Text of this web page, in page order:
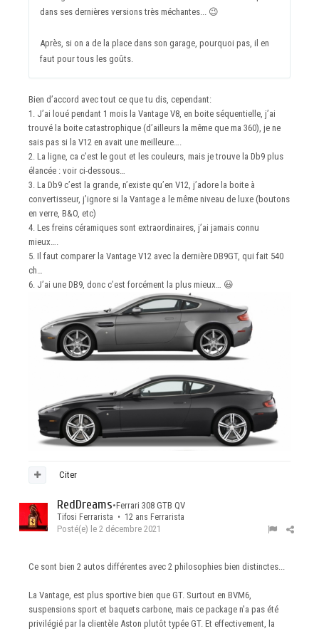
dans ses dernières versions très méchantes... 😉
Après, si on a de la place dans son garage, pourquoi pas, il en
faut pour tous les goûts.
Bien d’accord avec tout ce que tu dis, cependant:
1. J’ai loué pendant 1 mois la Vantage V8, en boite séquentielle, j’ai
trouvé la boite catastrophique (d’ailleurs la même que ma 360), je ne
sais pas si la V12 en avait une meilleure….
2. La ligne, ca c’est le gout et les couleurs, mais je trouve la Db9 plus
élancée : voir ci-dessous…
3. La Db9 c’est la grande, n’existe qu’en V12, j’adore la boite à
convertisseur, j’ignore si la Vantage a le même niveau de luxe (boutons
en verre, B&O, etc)
4. Les freins céramiques sont extraordinaires, j’ai jamais connu
mieux….
5. Il faut comparer la Vantage V12 avec la dernière DB9GT, qui fait 540
ch…
6. J’ai une DB9, donc c’est forcément la plus mieux… 😃
Citer
RedDreams•Ferrari 308 GTB QV
Tifosi Ferrarista • 12 ans Ferrarista
Posté(e) le 2 décembre 2021
Ce sont bien 2 autos différentes avec 2 philosophies bien distinctes...
La Vantage, est plus sportive bien que GT. Surtout en BVM6,
suspensions sport et baquets carbone, mais ce package n'a pas été
privilégié par la clientèle Aston plutôt typée GT. Et effectivement, la